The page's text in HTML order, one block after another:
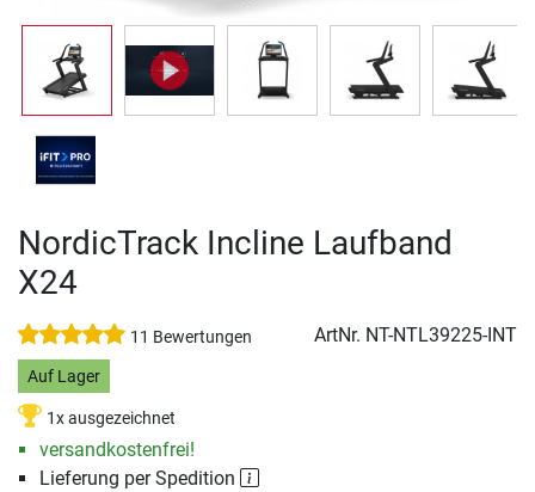
NordicTrack Incline Laufband
X24
11 Bewertungen ArtNr. NT-NTL39225-INT
Auf Lager
1x ausgezeichnet
versandkostenfrei!
Lieferung per Spedition